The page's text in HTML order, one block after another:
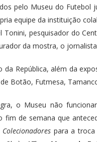
pelo Museu do
equipe da instituição
pesquisador do
da mostra, o
da República, além da
Botão, Futmesa,
o Museu não
de semana que
para a troca